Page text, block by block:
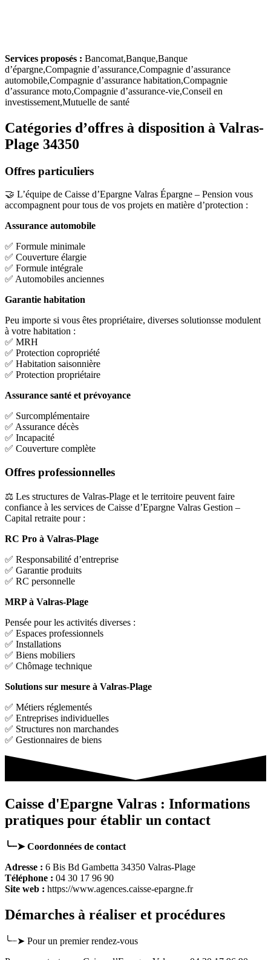
Services proposés : Bancomat,Banque,Banque
d’épargne,Compagnie d’assurance,Compagnie d’assurance
automobile,Compagnie d’assurance habitation,Compagnie
d’assurance moto,Compagnie d’assurance-vie,Conseil en
investissement,Mutuelle de santé
Catégories d’offres à disposition à Valras-
Plage 34350
Offres particuliers
🤝 L’équipe de Caisse d’Epargne Valras Épargne – Pension vous
accompagnent pour tous de vos projets en matière d’protection :
Assurance automobile
✅ Formule minimale
✅ Couverture élargie
✅ Formule intégrale
✅ Automobiles anciennes
Garantie habitation
Peu importe si vous êtes propriétaire, diverses solutionsse modulent
à votre habitation :
✅ MRH
✅ Protection copropriété
✅ Habitation saisonnière
✅ Protection propriétaire
Assurance santé et prévoyance
✅ Surcomplémentaire
✅ Assurance décès
✅ Incapacité
✅ Couverture complète
Offres professionnelles
⚖️ Les structures de Valras-Plage et le territoire peuvent faire
confiance à les services de Caisse d’Epargne Valras Gestion –
Capital retraite pour :
RC Pro à Valras-Plage
✅ Responsabilité d’entreprise
✅ Garantie produits
✅ RC personnelle
MRP à Valras-Plage
Pensée pour les activités diverses :
✅ Espaces professionnels
✅ Installations
✅ Biens mobiliers
✅ Chômage technique
Solutions sur mesure à Valras-Plage
✅ Métiers réglementés
✅ Entreprises individuelles
✅ Structures non marchandes
✅ Gestionnaires de biens
Caisse d'Epargne Valras : Informations
pratiques pour établir un contact
╰┈➤ Coordonnées de contact
Adresse : 6 Bis Bd Gambetta 34350 Valras-Plage
Téléphone : 04 30 17 96 90
Site web : https://www.agences.caisse-epargne.fr
Démarches à réaliser et procédures
╰┈➤ Pour un premier rendez-vous